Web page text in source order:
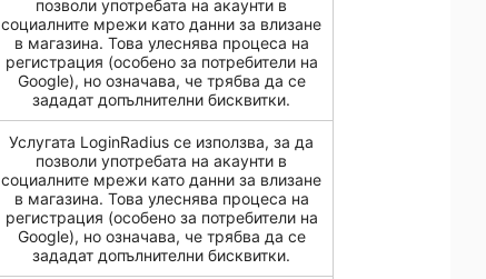
позволи употребата на акаунти в
социалните мрежи като данни за влизане
в магазина. Това улеснява процеса на
регистрация (особено за потребители на
Google), но означава, че трябва да се
зададат допълнителни бисквитки.
Услугата LoginRadius се използва, за да
позволи употребата на акаунти в
социалните мрежи като данни за влизане
в магазина. Това улеснява процеса на
регистрация (особено за потребители на
Google), но означава, че трябва да се
зададат допълнителни бисквитки.